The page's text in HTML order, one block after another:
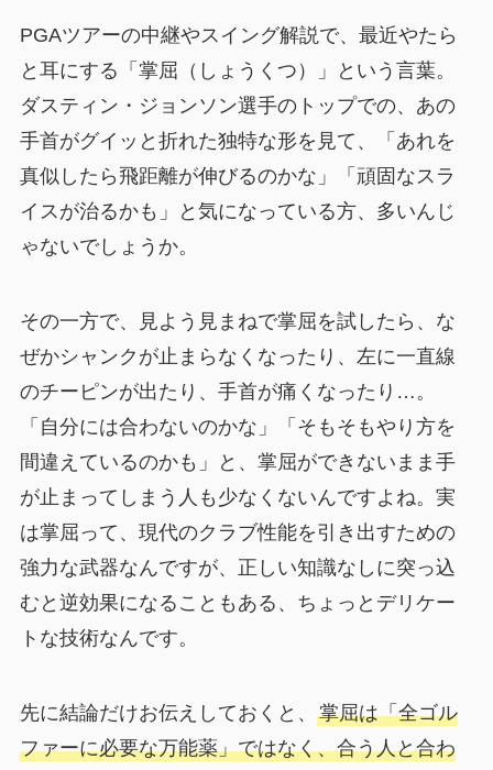
PGAツアーの中継やスイング解説で、最近やたら
と耳にする「掌屈（しょうくつ）」という言葉。
ダスティン・ジョンソン選手のトップでの、あの
手首がグイッと折れた独特な形を見て、「あれを
真似したら飛距離が伸びるのかな」「頑固なスラ
イスが治るかも」と気になっている方、多いんじ
ゃないでしょうか。
その一方で、見よう見まねで掌屈を試したら、な
ぜかシャンクが止まらなくなったり、左に一直線
のチーピンが出たり、手首が痛くなったり…。
「自分には合わないのかな」「そもそもやり方を
間違えているのかも」と、掌屈ができないまま手
が止まってしまう人も少なくないんですよね。実
は掌屈って、現代のクラブ性能を引き出すための
強力な武器なんですが、正しい知識なしに突っ込
むと逆効果になることもある、ちょっとデリケー
トな技術なんです。
先に結論だけお伝えしておくと、 掌屈は「全ゴル
ファーに必要な万能薬」ではなく、合う人と合わ